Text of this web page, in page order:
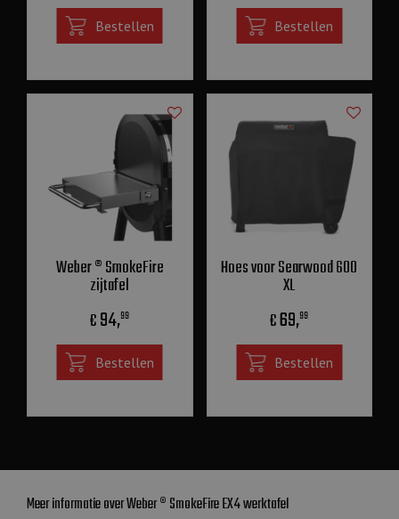
Bestellen Bestellen
Weber ® SmokeFire
zijtafel
€94,99
Bestellen
Hoes voor Searwood 600
XL
€69,99
Bestellen
Meer informatie over Weber ® SmokeFire EX4 werktafel